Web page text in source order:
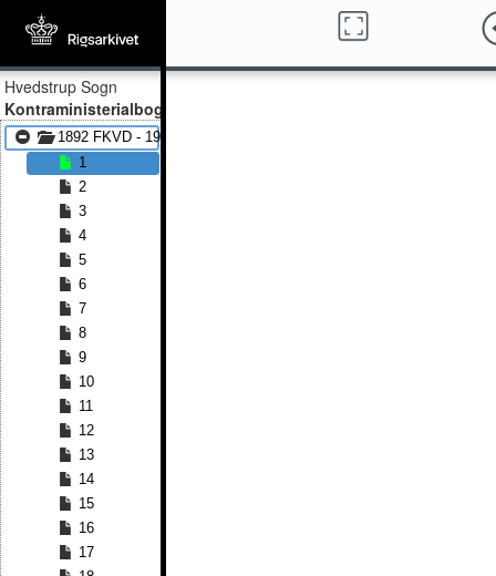
Hvedstrup Sogn
Kontraministerialbog
1892 FKVD - 1913 FKVD
1
2
3
4
5
6
7
8
9
10
11
12
13
14
15
16
17